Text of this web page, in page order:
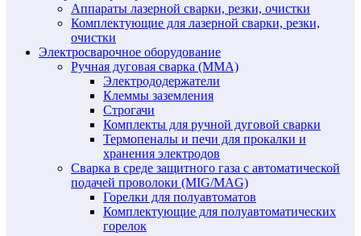
Аппараты лазерной сварки, резки, очистки
Комплектующие для лазерной сварки, резки,
очистки
Электросварочное оборудование
Ручная дуговая сварка (MMA)
Электрододержатели
Клеммы заземления
Строгачи
Комплекты для ручной дуговой сварки
Термопеналы и печи для прокалки и
хранения электродов
Сварка в среде защитного газа с автоматической
подачей проволоки (MIG/MAG)
Горелки для полуавтоматов
Комплектующие для полуавтоматических
горелок